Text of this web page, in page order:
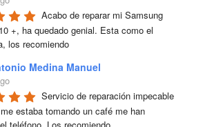
Acabo de reparar mi Samsung
+, ha quedado genial. Esta como el
los recomiendo
Medina Manuel
Servicio de reparación impecable
estaba tomando un café me han
teléfono. Los recomiendo